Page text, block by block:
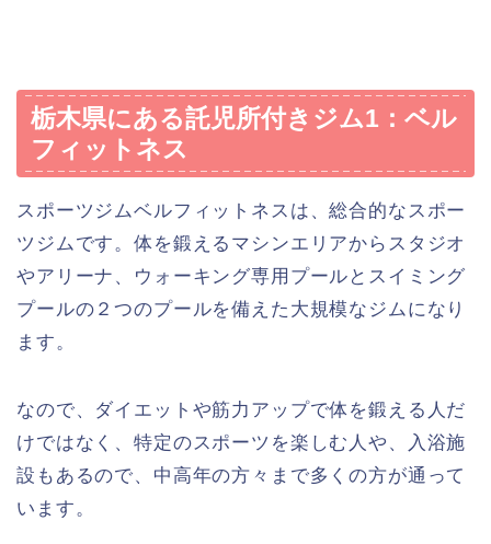
栃木県にある託児所付きジム1：ベル
フィットネス
スポーツジムベルフィットネスは、総合的なスポー
ツジムです。体を鍛えるマシンエリアからスタジオ
やアリーナ、ウォーキング専用プールとスイミング
プールの２つのプールを備えた大規模なジムになり
ます。
なので、ダイエットや筋力アップで体を鍛える人だ
けではなく、特定のスポーツを楽しむ人や、入浴施
設もあるので、中高年の方々まで多くの方が通って
います。